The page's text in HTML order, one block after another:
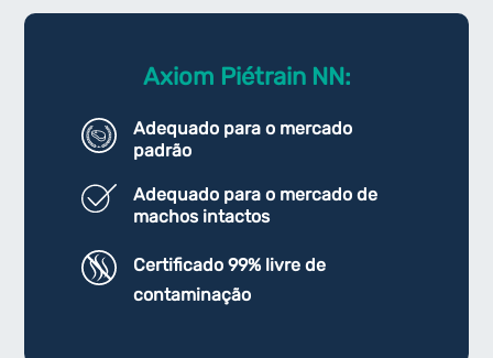
Axiom Piétrain NN:
Adequado para o mercado
padrão
Adequado para o mercado de
machos intactos
Certificado 99% livre de
contaminação